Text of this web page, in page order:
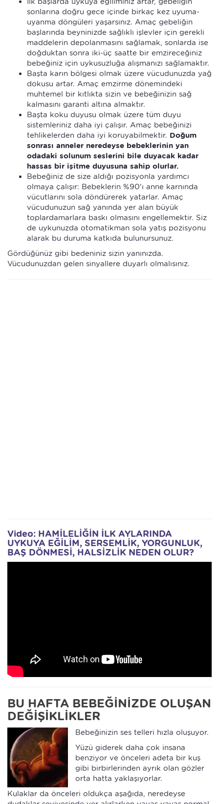
sonlarına doğru gece içinde birkaç kez uyuma-
uyanma döngüleri yaşarsınız. Amaç gebeliğin
başlarında beyninizde sağlıklı işlevler için gerekli
maddelerin depolanmasını sağlamak, sonlarda ise
doğduktan sonra iki-üç saatte bir emzireceğiniz
bebeğiniz için uykusuzluğa alışmanızı sağlamaktır.
Başta karın bölgesi olmak üzere vücudunuzda yağ
dokusu artar. Amaç emzirme dönemindeki
muhtemel bir kıtlıkta sizin ve bebeğinizin sağ
kalmasını garanti altına almaktır.
Başta koku duyusu olmak üzere tüm duyu
sistemleriniz daha iyi çalışır. Amaç bebeğinizi
tehlikelerden daha iyi koruyabilmektir. Doğum
sonrası anneler neredeyse bebeklerinin yan
odadaki solunum seslerini bile duyacak kadar
hassas bir işitme duyusuna sahip olurlar.
Bebeğiniz de size aldığı pozisyonla yardımcı
olmaya çalışır: Bebeklerin %90'ı anne karnında
vücutlarını sola döndürerek yatarlar. Amaç
vücudunuzun sağ yanında yer alan büyük
toplardamarlara baskı olmasını engellemektir. Siz
de uykunuzda otomatikman sola yatış pozisyonu
alarak bu duruma katkıda bulunursunuz.
Gördüğünüz gibi bedeniniz sizin yanınızda.
Vücudunuzdan gelen sinyallere duyarlı olmalısınız.
Video: HAMİLELİĞİN İLK AYLARINDA
UYKUYA EĞİLİM, SERSEMLİK, YORGUNLUK,
BAŞ DÖNMESİ, HALSİZLİK NEDEN OLUR?
BU HAFTA BEBEĞİNİZDE OLUŞAN
DEĞİŞİKLİKLER
Bebeğinizin ses telleri hızla oluşuyor.
Yüzü giderek daha çok insana
benziyor ve önceleri adeta bir kuş
gibi birbirlerinden ayrık olan gözler
orta hatta yaklaşıyorlar.
Kulaklar da önceleri oldukça aşağıda, neredeyse